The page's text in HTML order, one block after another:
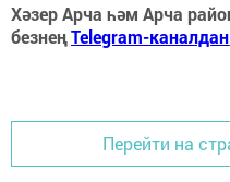
Хәзер Арча һәм Арча
безнеңTelegram-каналдан
Перейти на